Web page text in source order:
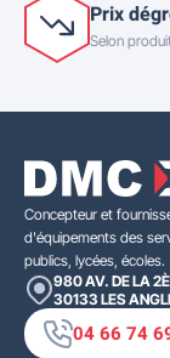
Prix
Selon
Concepteur et
d'équipements des
publics, lycées, écoles.
980 AV. DE LA
30133 LES
04 66 74